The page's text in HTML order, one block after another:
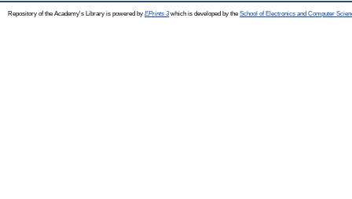
Repository of the Academy's Library is powered by EPrints 3which is developed by the School of Electronics and Computer